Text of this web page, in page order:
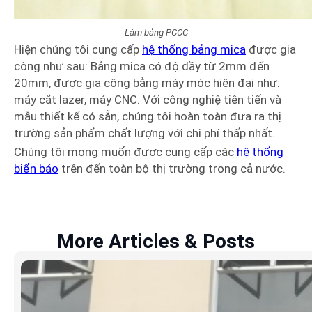
Làm bảng PCCC
Hiện chúng tôi cung cấp hệ thống bảng mica được gia
công như sau: Bảng mica có độ dầy từ 2mm đến
20mm, được gia công bằng máy móc hiện đại như:
máy cắt lazer, máy CNC. Với công nghiệ tiên tiến và
mẫu thiết kế có sẵn, chúng tôi hoàn toàn đưa ra thị
trường sản phẩm chất lượng với chi phí thấp nhất.
Chúng tôi mong muốn được cung cấp các hệ thống
biển báo trên đến toàn bộ thị trường trong cả nước.
More Articles & Posts